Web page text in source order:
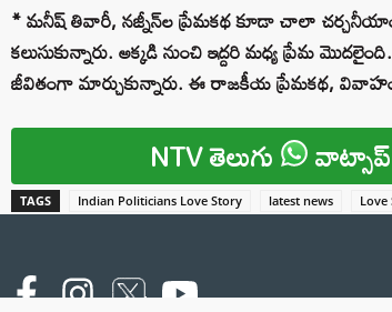
* మనీష్ తివారీ, నజ్నీన్‌ల ప్రేమకథ కూడా చాలా
కలుసుకున్నారు. అక్కడి నుంచి ఇద్దరి మధ్య ప్రేమ
జీవితంగా మార్చుకున్నారు. ఈ రాజకీయ ప్రేమకథ,
NTV తెలుగు
TAGS Indian Politicians Love Story latest news Love